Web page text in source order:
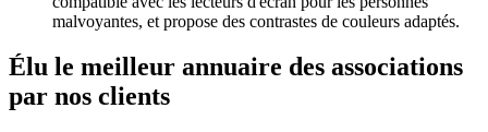
malvoyantes, et propose des contrastes de couleurs adaptés.
Élu le meilleur annuaire des associations
par nos clients